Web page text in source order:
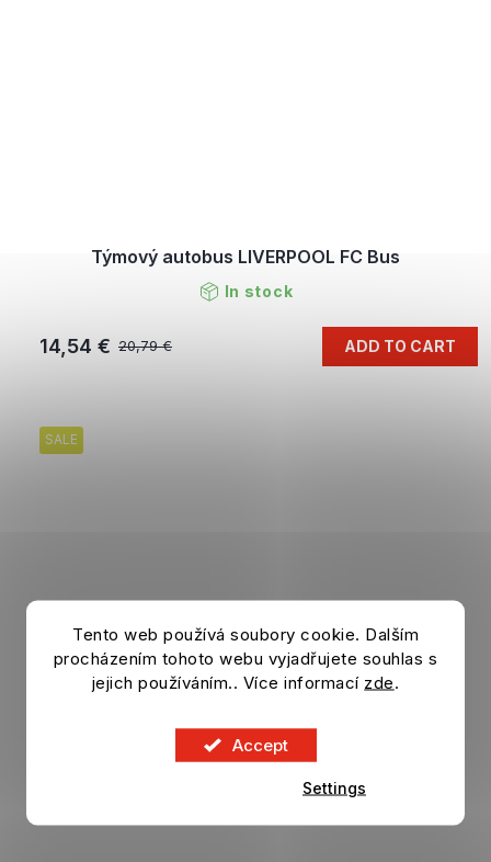
Tento web používá soubory cookie. Dalším
procházením tohoto webu vyjadřujete souhlas s
jejich používáním.. Více informací zde.
Accept
Settings
Týmový autobus LIVERPOOL FC Bus
In stock
20,79 €
14,54 € ADD TO CART
SALE